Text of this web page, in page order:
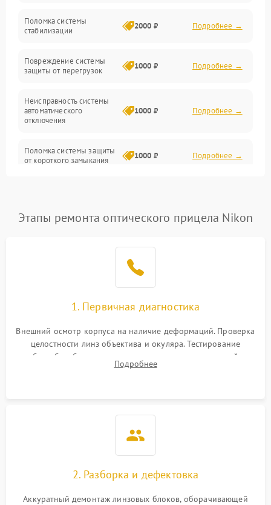
Электропитание
Механика
Корпус/Герметичность
Поломка системы
стабилизации
2000 ₽ Подробнее →
Повреждение системы
защиты от перегрузок
1000 ₽ Подробнее →
Неисправность системы
автоматического
отключения
1000 ₽ Подробнее →
Поломка системы защиты
от короткого замыкания
1000 ₽ Подробнее →
1000 ₽
защиты от перегрева
Поломка системы защиты
1000 ₽
Этапы ремонта оптического прицела Nikon
1. Первичная диагностика
Внешний осмотр корпуса на наличие деформаций. Проверка
целостности линз объектива и окуляра. Тестирование
работы барабанчиков ввода поправок, кольца отстройки
параллакса и зума. Выявление сколов, внутренних
Подробнее
2. Разборка и дефектовка
Аккуратный демонтаж линзовых блоков, оборачивающей